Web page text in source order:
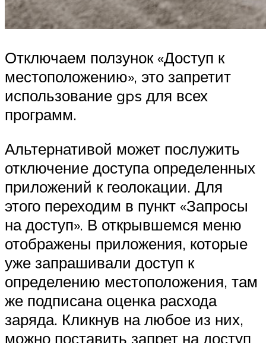
Отключаем ползунок «Доступ к
местоположению», это запретит
использование gps для всех
программ.
Альтернативой может послужить
отключение доступа определенных
приложений к геолокации. Для
этого переходим в пункт «Запросы
на доступ». В открывшемся меню
отображены приложения, которые
уже запрашивали доступ к
определению местоположения, там
же подписана оценка расхода
заряда. Кликнув на любое из них,
можно поставить запрет на доступ